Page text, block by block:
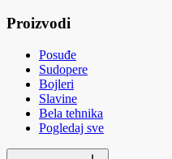
Proizvodi
Posuđe
Sudopere
Bojleri
Slavine
Bela tehnika
Pogledaj sve